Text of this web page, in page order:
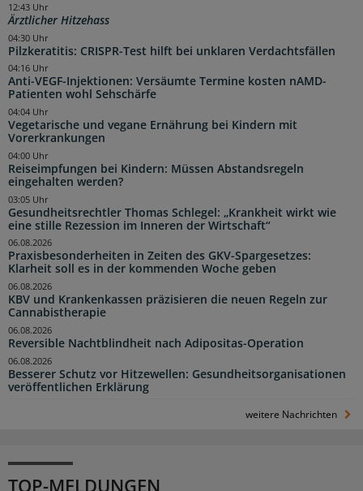
Ärztlicher Hitzehass
12:43 Uhr
Pilzkeratitis: CRISPR-Test hilft bei unklaren Verdachtsfällen
04:30 Uhr
Anti-VEGF-Injektionen: Versäumte Termine kosten nAMD-
Patienten wohl Sehschärfe
04:16 Uhr
Vegetarische und vegane Ernährung bei Kindern mit
Vorerkrankungen
04:04 Uhr
Reiseimpfungen bei Kindern: Müssen Abstandsregeln
eingehalten werden?
04:00 Uhr
Gesundheitsrechtler Thomas Schlegel: „Krankheit wirkt wie
eine stille Rezession im Inneren der Wirtschaft“
03:05 Uhr
Praxisbesonderheiten in Zeiten des GKV-Spargesetzes:
Klarheit soll es in der kommenden Woche geben
06.08.2026
KBV und Krankenkassen präzisieren die neuen Regeln zur
Cannabistherapie
06.08.2026
Reversible Nachtblindheit nach Adipositas-Operation
06.08.2026
Besserer Schutz vor Hitzewellen: Gesundheitsorganisationen
veröffentlichen Erklärung
06.08.2026
weitere Nachrichten
TOP-MELDUNGEN